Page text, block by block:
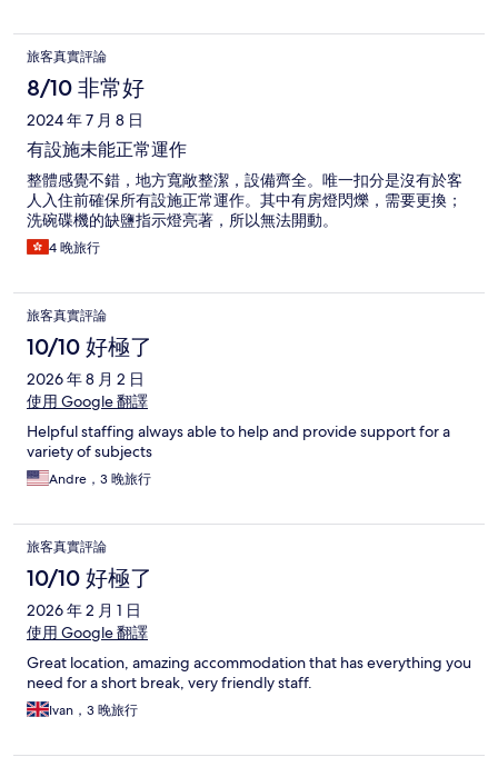
旅客真實評論
8/10 非常好
2024 年 7 月 8 日
有設施未能正常運作
整體感覺不錯，地方寬敞整潔，設備齊全。唯一扣分是沒有於客
人入住前確保所有設施正常運作。其中有房燈閃爍，需要更換；
洗碗碟機的缺鹽指示燈亮著，所以無法開動。
4 晚旅行
旅客真實評論
10/10 好極了
2026 年 8 月 2 日
使用 Google 翻譯
Helpful staffing always able to help and provide support for a
variety of subjects
Andre，3 晚旅行
旅客真實評論
10/10 好極了
2026 年 2 月 1 日
使用 Google 翻譯
Great location, amazing accommodation that has everything you
need for a short break, very friendly staff.
Ivan，3 晚旅行